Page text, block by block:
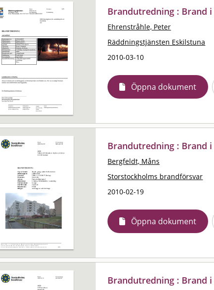
Brandutredning : Brand
Ehrenstråhle, Peter
Räddningstjänsten Eskilstuna
2010-03-10
Öppna dokument
Brandutredning : Brand
Bergfeldt, Måns
Storstockholms brandförsvar
2010-02-19
Öppna dokument
Brandutredning : Brand i